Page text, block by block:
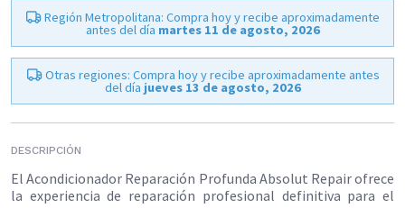
Región Metropolitana: Compra hoy y recibe aproximadamente
antes del día martes 11 de agosto, 2026
Otras regiones: Compra hoy y recibe aproximadamente antes
del día jueves 13 de agosto, 2026
DESCRIPCIÓN
El Acondicionador Reparación Profunda Absolut Repair ofrece
la experiencia de reparación profesional definitiva para el